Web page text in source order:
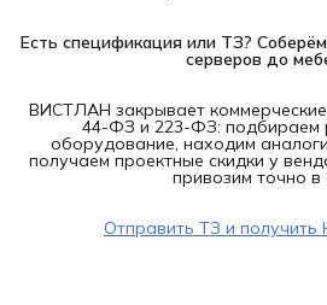
Более 100 000 позиций в
Есть спецификация или ТЗ?
серверов до
ВИСТЛАН закрывает
44-ФЗ и 223-ФЗ: подбираем
оборудование, находим
получаем проектные скидки у
привозим точно в
Отправить ТЗ и получить